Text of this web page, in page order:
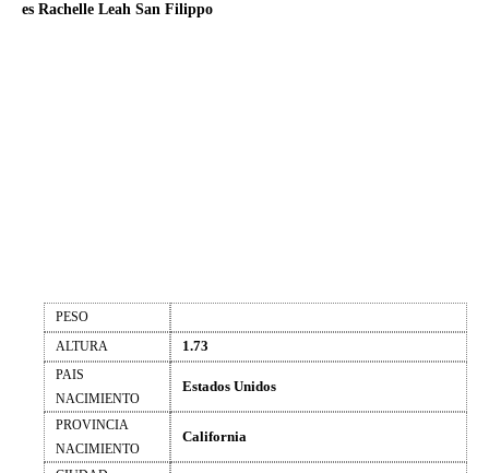
es Rachelle Leah San Filippo
PESO
ALTURA
1.73
PAIS
NACIMIENTO
Estados Unidos
PROVINCIA
NACIMIENTO
California